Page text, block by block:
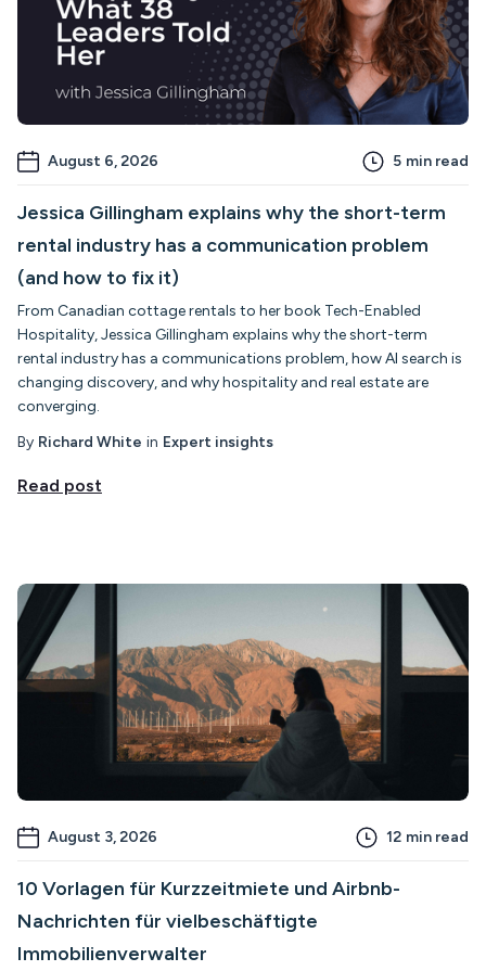
August 6, 2026 5 min read
Jessica Gillingham explains why the short-term
rental industry has a communication problem
(and how to fix it)
From Canadian cottage rentals to her book Tech-Enabled
Hospitality, Jessica Gillingham explains why the short-term
rental industry has a communications problem, how AI search is
changing discovery, and why hospitality and real estate are
converging.
By Richard White in Expert insights
Read post
August 3, 2026 12 min read
10 Vorlagen für Kurzzeitmiete und Airbnb-
Nachrichten für vielbeschäftigte
Immobilienverwalter